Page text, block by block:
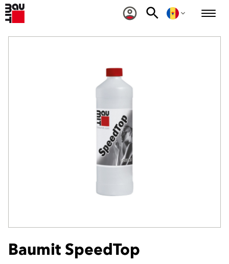
Baumit SpeedTop